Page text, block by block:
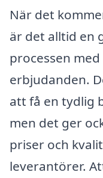
När det
är det alltid en
processen
erbjudanden.
att få en tydlig
men det ger
priser och
leverantörer.